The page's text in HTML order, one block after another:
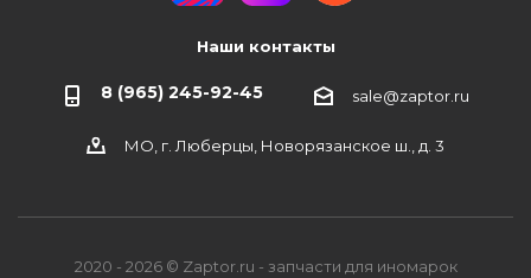
Наши контакты
8 (965) 245-92-45 sale@zaptor.ru
МО, г. Люберцы, Новорязанское ш., д. 3
2020 - 2026 © Zaptor.ru - запчасти для иномарок